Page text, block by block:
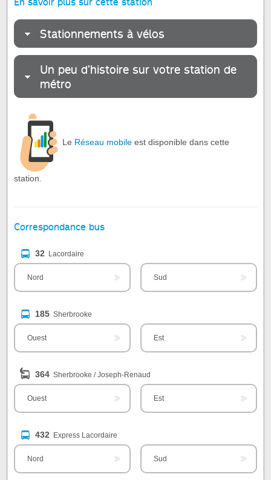
Stationnements à vélos
Un peu d’histoire sur votre station de
métro
Le Réseau mobile est disponible dans cette
station.
Correspondance bus
32 Lacordaire
Nord Sud
185 Sherbrooke
Ouest Est
364 Sherbrooke / Joseph-Renaud
Ouest Est
432 Express Lacordaire
Nord Sud